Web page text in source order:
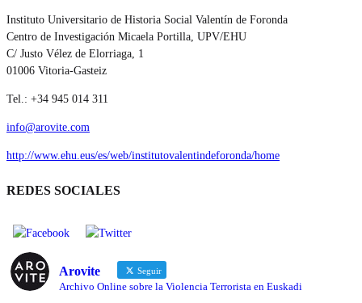
Instituto Universitario de Historia Social Valentín de Foronda
Centro de Investigación Micaela Portilla, UPV/EHU
C/ Justo Vélez de Elorriaga, 1
01006 Vitoria-Gasteiz
Tel.: +34 945 014 311
info@arovite.com
http://www.ehu.eus/es/web/institutovalentindeforonda/home
REDES SOCIALES
Arovite Seguir
Archivo Online sobre la Violencia Terrorista en Euskadi